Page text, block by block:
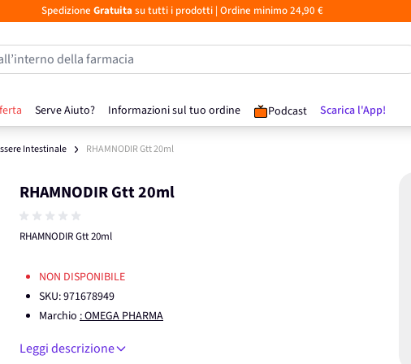
Spedizione Gratuita su tutti i prodotti| Ordine minimo 24,90 €
Serve Aiuto? Informazioni sul tuo ordine Podcast Scarica l'App!
della farmacia
Intestinale RHAMNODIR Gtt 20ml
RHAMNODIR Gtt 20ml
RHAMNODIR Gtt 20ml
NON DISPONIBILE
SKU:971678949
Marchio : OMEGA PHARMA
Leggi descrizione